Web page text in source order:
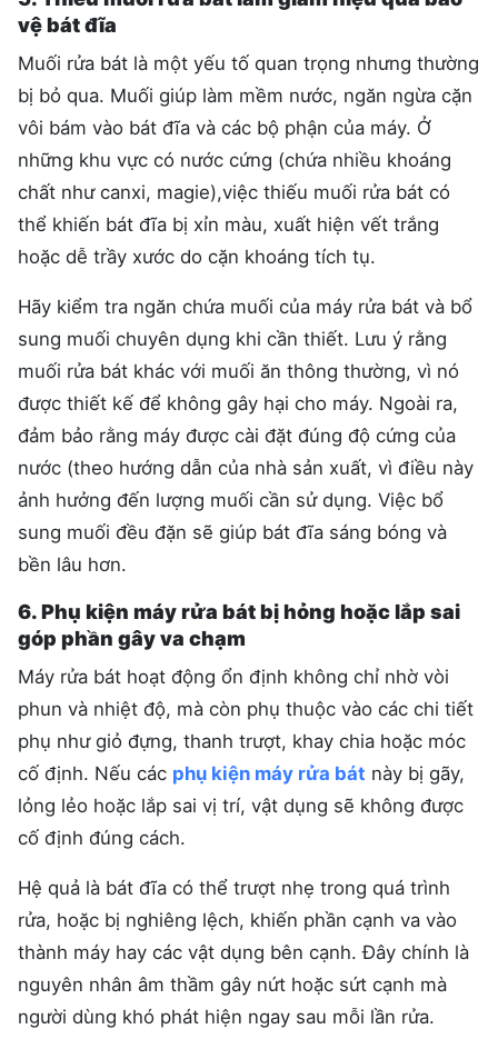
vệ bát đĩa
Muối rửa bát là một yếu tố quan trọng nhưng thường
bị bỏ qua. Muối giúp làm mềm nước, ngăn ngừa cặn
vôi bám vào bát đĩa và các bộ phận của máy. Ở
những khu vực có nước cứng (chứa nhiều khoáng
chất như canxi, magie),việc thiếu muối rửa bát có
thể khiến bát đĩa bị xỉn màu, xuất hiện vết trắng
hoặc dễ trầy xước do cặn khoáng tích tụ.
Hãy kiểm tra ngăn chứa muối của máy rửa bát và bổ
sung muối chuyên dụng khi cần thiết. Lưu ý rằng
muối rửa bát khác với muối ăn thông thường, vì nó
được thiết kế để không gây hại cho máy. Ngoài ra,
đảm bảo rằng máy được cài đặt đúng độ cứng của
nước (theo hướng dẫn của nhà sản xuất, vì điều này
ảnh hưởng đến lượng muối cần sử dụng. Việc bổ
sung muối đều đặn sẽ giúp bát đĩa sáng bóng và
bền lâu hơn.
6. Phụ kiện máy rửa bát bị hỏng hoặc lắp sai
góp phần gây va chạm
Máy rửa bát hoạt động ổn định không chỉ nhờ vòi
phun và nhiệt độ, mà còn phụ thuộc vào các chi tiết
phụ như giỏ đựng, thanh trượt, khay chia hoặc móc
cố định. Nếu các phụ kiện máy rửa bát này bị gãy,
lỏng lẻo hoặc lắp sai vị trí, vật dụng sẽ không được
cố định đúng cách.
Hệ quả là bát đĩa có thể trượt nhẹ trong quá trình
rửa, hoặc bị nghiêng lệch, khiến phần cạnh va vào
thành máy hay các vật dụng bên cạnh. Đây chính là
nguyên nhân âm thầm gây nứt hoặc sứt cạnh mà
người dùng khó phát hiện ngay sau mỗi lần rửa.